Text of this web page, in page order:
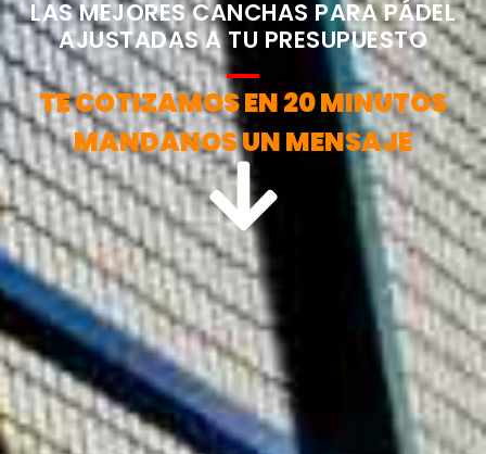
LAS MEJORES CANCHAS PARA PÁDEL
AJUSTADAS A TU PRESUPUESTO
TE COTIZAMOS EN 20 MINUTOS
MANDANOS UN MENSAJE